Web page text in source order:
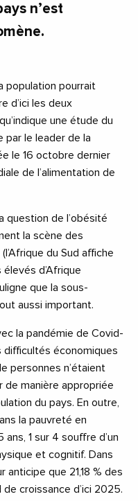
n’est
population pourrait
d’ici les deux
une étude du
par le leader de la
le 16 octobre dernier
de l’alimentation de
question de l’obésité
la scène des
du Sud affiche
élevés d’Afrique
que la sous-
aussi important.
la pandémie de Covid-
difficultés économiques
personnes n’étaient
de manière appropriée
du pays. En outre,
la pauvreté en
1 sur 4 souffre d’un
et cognitif. Dans
que 21,18 % des
croissance d’ici 2025.